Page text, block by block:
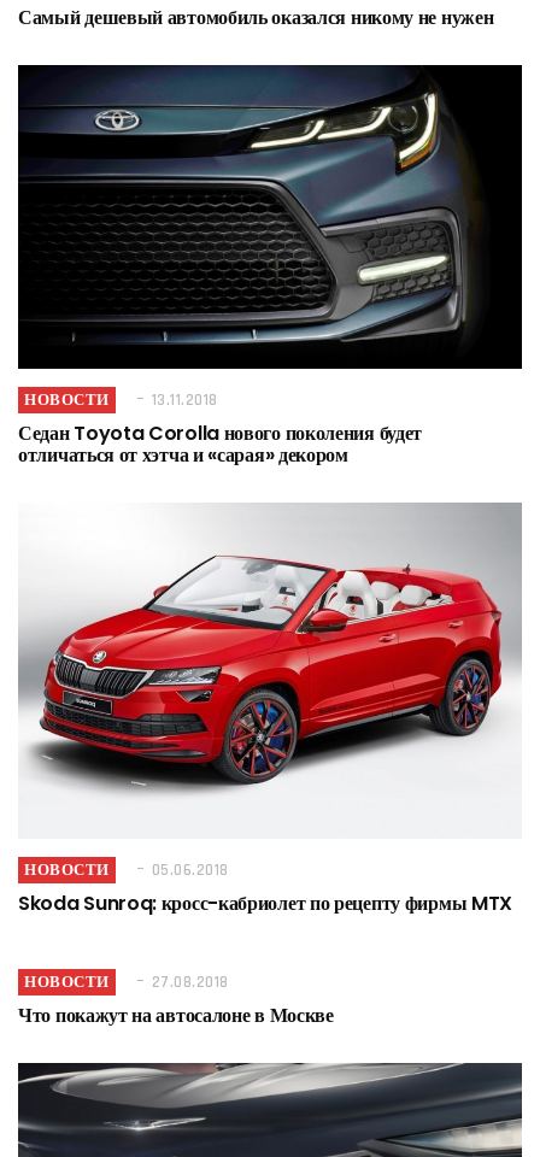
Самый дешевый автомобиль оказался никому не нужен
НОВОСТИ 13.11.2018
Седан Toyota Corolla нового поколения будет
отличаться от хэтча и «сарая» декором
НОВОСТИ 05.06.2018
Skoda Sunroq: кросс-кабриолет по рецепту фирмы MTX
НОВОСТИ 27.08.2018
Что покажут на автосалоне в Москве